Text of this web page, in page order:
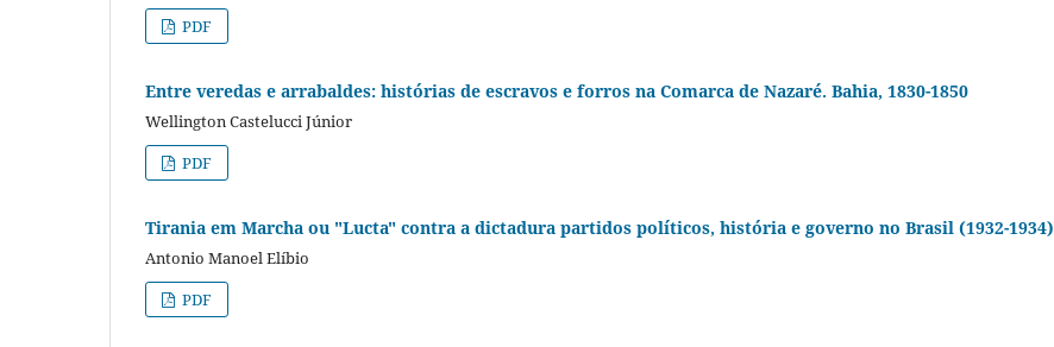
PDF
Entre veredas e arrabaldes: histórias de escravos e forros na Comarca de Nazaré. Bahia, 1830-1850
Wellington Castelucci Júnior
PDF
Tirania em Marcha ou "Lucta" contra a dictadura partidos políticos, história e governo no Brasil (1932-1934)
Antonio Manoel Elíbio
PDF